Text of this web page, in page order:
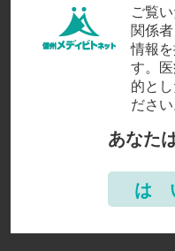
ご覧
関係
情報
す。
的と
ださ
あなた
は